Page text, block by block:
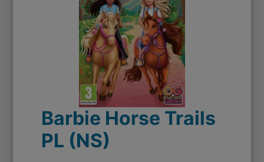
Barbie Horse Trails
PL (NS)